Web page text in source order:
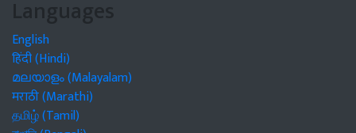
Languages
English
हिंदी (Hindi)
മലയാളം (Malayalam)
मराठी (Marathi)
தமிழ் (Tamil)